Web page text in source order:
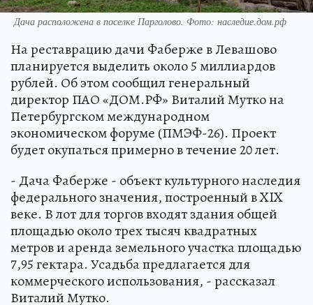
Дача расположена в поселке Парголово. Фото: наследие.дом.рф
На реставрацию дачи Фаберже в Левашово
планируется выделить около 5 миллиардов
рублей. Об этом сообщил генеральный
директор ПАО «ДОМ.РФ» Виталий Мутко на
Петербургском международном
экономическом форуме (ПМЭФ-26). Проект
будет окупаться примерно в течение 20 лет.
- Дача Фаберже - объект культурного наследия
федерального значения, построенный в XIX
веке. В лот для торгов входят здания общей
площадью около трех тысяч квадратных
метров и аренда земельного участка площадью
7,95 гектара. Усадьба предлагается для
коммерческого использования, - рассказал
Виталий Мутко.